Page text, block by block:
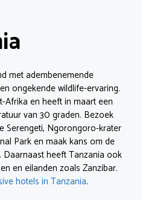
met adembenemende
ongekende wildlife-ervaring.
Afrika en heeft in maart een
van 30 graden. Bezoek
Serengeti, Ngorongoro-krater
Park en maak kans om de
Daarnaast heeft Tanzania ook
en eilanden zoals Zanzibar.
hotels in Tanzania.